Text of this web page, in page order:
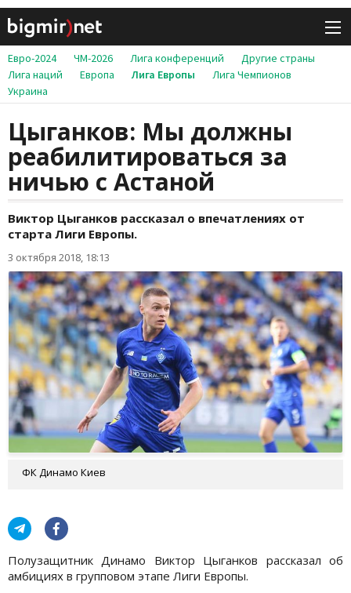
Евро-2024 ЧМ-2026 Лига конференций
Другие страны
Лига наций
Европа Лига Европы
Лига Чемпионов
Украина
Цыганков: Мы должны
реабилитироваться за
ничью с Астаной
Виктор Цыганков рассказал о впечатлениях от
старта Лиги Европы.
3 октября 2018, 18:13
ФК Динамо Киев
Полузащитник Динамо Виктор Цыганков рассказал об
амбициях в групповом этапе Лиги Европы.